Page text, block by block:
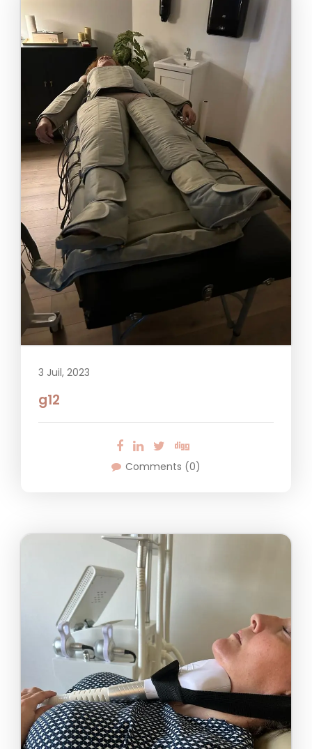
3 Juil, 2023
g12
Comments (0)